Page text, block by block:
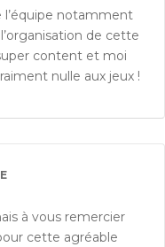
notamment
de cette
content et moi
nulle aux jeux !
à vous remercier
cette agréable